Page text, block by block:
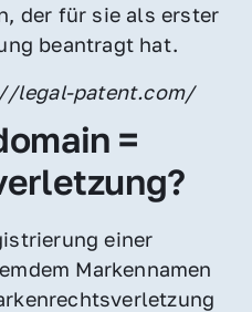
der für sie als erster
beantragt hat.
legal-patent.com/
=
einer
Markennamen